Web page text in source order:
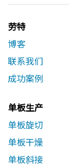
劳特
博客
联系我们​
成功案例
单板生产
单板旋切
单板干燥
单板斜接